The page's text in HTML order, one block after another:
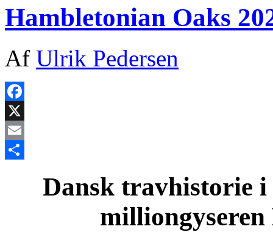
Hambletonian Oaks
Af Ulrik Pedersen
Facebook
X
Email
Dansk travhistorie i